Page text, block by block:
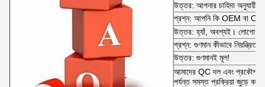
উত্তর: আপনার চাহিদা অনুযায়ী।
প্রশ্ন: আপনি কি OEM বা
উত্তর: হ্যাঁ, অবশ্যই। লোগোও
প্রশ্ন: গুণমান কীভাবে নিয়ন্ত্রিত
উত্তর: গুণমানই মূল!
আমাদের QC দল এবং প্রকৌশলী
পর্যন্ত সমস্ত প্রক্রিয়া জুড়ে